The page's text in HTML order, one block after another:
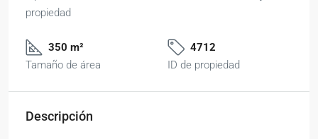
propiedad
350 m²
Tamaño de área
4712
ID de propiedad
Descripción